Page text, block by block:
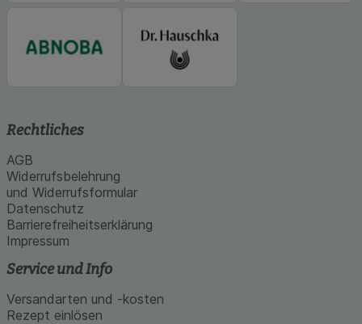
Rechtliches
AGB
Widerrufsbelehrung
und Widerrufsformular
Datenschutz
Barrierefreiheitserklärung
Impressum
Service und Info
Versandarten und -kosten
Rezept einlösen